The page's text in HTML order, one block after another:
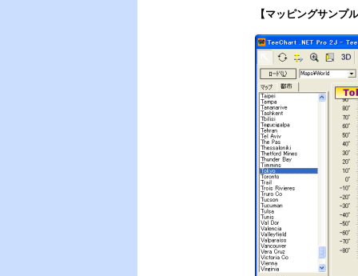
【マッピングサンプ